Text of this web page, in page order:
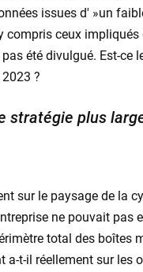
issues d' »un
ceux impliqués
été divulgué. Est-ce
?
stratégie plus
sur le paysage de la
ne pouvait pas
total des boîtes
t-il réellement sur les